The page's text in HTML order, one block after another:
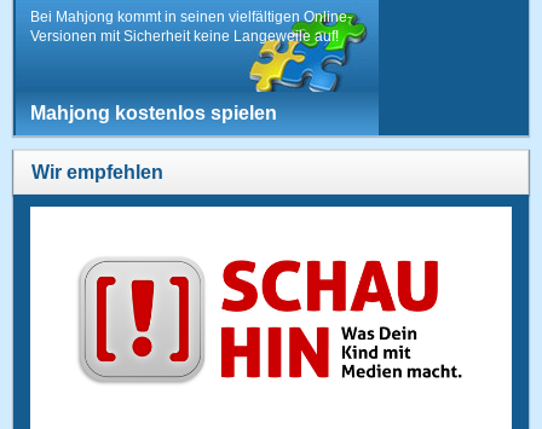
Bei Mahjong kommt in seinen vielfältigen Online-
Versionen mit Sicherheit keine Langeweile auf!
Mahjong kostenlos spielen
Wir empfehlen